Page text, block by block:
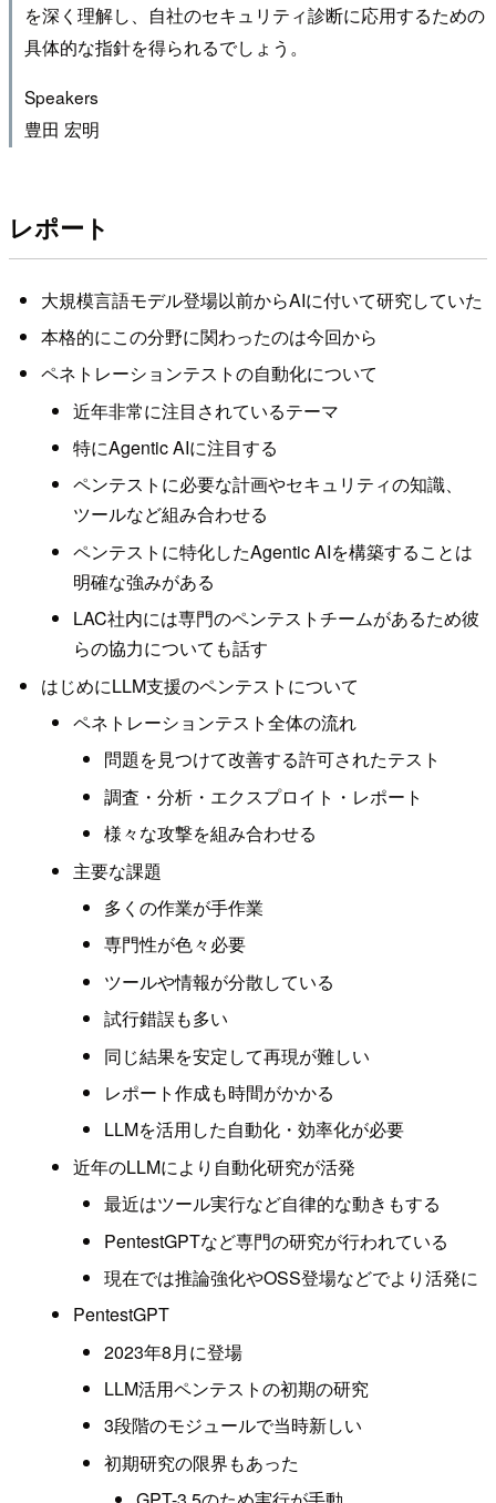
を深く理解し、自社のセキュリティ診断に応用するための
具体的な指針を得られるでしょう。
Speakers
豊⽥ 宏明
レポート
大規模言語モデル登場以前からAIに付いて研究していた
本格的にこの分野に関わったのは今回から
ペネトレーションテストの自動化について
近年非常に注目されているテーマ
特にAgentic AIに注目する
ペンテストに必要な計画やセキュリティの知識、
ツールなど組み合わせる
ペンテストに特化したAgentic AIを構築することは
明確な強みがある
LAC社内には専門のペンテストチームがあるため彼
らの協力についても話す
はじめにLLM支援のペンテストについて
ペネトレーションテスト全体の流れ
問題を見つけて改善する許可されたテスト
調査・分析・エクスプロイト・レポート
様々な攻撃を組み合わせる
主要な課題
多くの作業が手作業
専門性が色々必要
ツールや情報が分散している
試行錯誤も多い
同じ結果を安定して再現が難しい
レポート作成も時間がかかる
LLMを活用した自動化・効率化が必要
近年のLLMにより自動化研究が活発
最近はツール実行など自律的な動きもする
PentestGPTなど専門の研究が行われている
現在では推論強化やOSS登場などでより活発に
PentestGPT
2023年8月に登場
LLM活用ペンテストの初期の研究
3段階のモジュールで当時新しい
初期研究の限界もあった